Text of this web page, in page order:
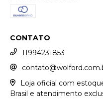
CONTATO
11994231853
Loja oficial com
Brasil e atendimento